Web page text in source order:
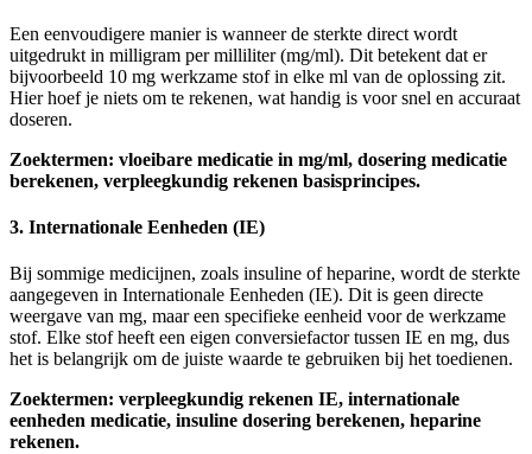
Een eenvoudigere manier is wanneer de sterkte direct wordt
uitgedrukt in milligram per milliliter (mg/ml). Dit betekent dat er
bijvoorbeeld 10 mg werkzame stof in elke ml van de oplossing zit.
Hier hoef je niets om te rekenen, wat handig is voor snel en accuraat
doseren.
Zoektermen: vloeibare medicatie in mg/ml, dosering medicatie
berekenen, verpleegkundig rekenen basisprincipes.
3. Internationale Eenheden (IE)
Bij sommige medicijnen, zoals insuline of heparine, wordt de sterkte
aangegeven in Internationale Eenheden (IE). Dit is geen directe
weergave van mg, maar een specifieke eenheid voor de werkzame
stof. Elke stof heeft een eigen conversiefactor tussen IE en mg, dus
het is belangrijk om de juiste waarde te gebruiken bij het toedienen.
Zoektermen: verpleegkundig rekenen IE, internationale
eenheden medicatie, insuline dosering berekenen, heparine
rekenen.